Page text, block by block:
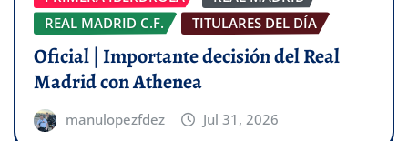
REAL MADRID C.F.
TITULARES DEL DÍA
Oficial | Importante decisión del Real
Madrid con Athenea
manulopezfdez Jul 31, 2026